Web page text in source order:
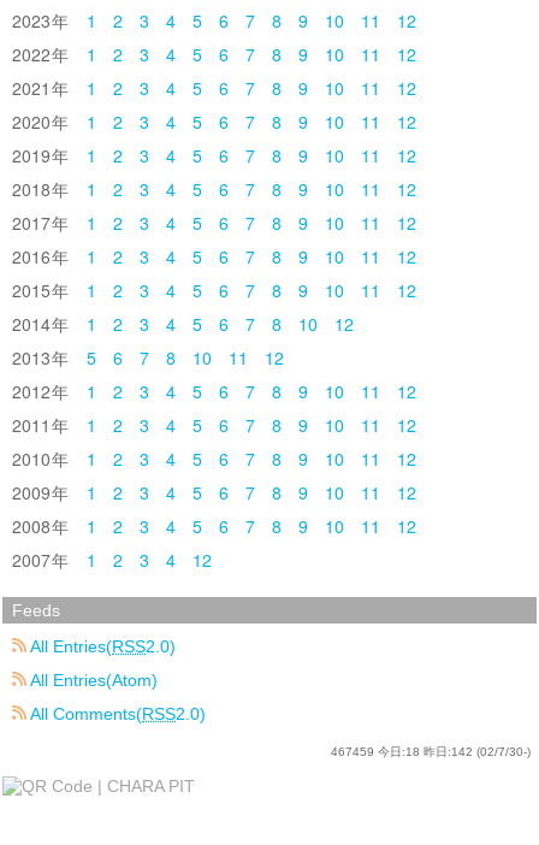
2023
1 2 3 4 5 6 7 8 9 10 11
12
2022
1 2 3 4 5 6 7 8 9 10 11
12
2021
1 2 3 4 5 6 7 8 9 10 11
12
2020
1 2 3 4 5 6 7 8 9 10 11
12
2019
1 2 3 4 5 6 7 8 9 10 11
12
2018
1 2 3 4 5 6 7 8 9 10 11
12
2017
1 2 3 4 5 6 7 8 9 10 11
12
2016
1 2 3 4 5 6 7 8 9 10 11
12
2015
1 2 3 4 5 6 7 8 9 10 11
12
2014
1 2 3 4 5 6 7 8 10
12
2013
5 6 7 8 10 11
12
2012
1 2 3 4 5 6 7 8 9 10 11
12
2011
1 2 3 4 5 6 7 8 9 10 11
12
2010
1 2 3 4 5 6 7 8 9 10 11
12
2009
1 2 3 4 5 6 7 8 9 10 11
12
2008
1 2 3 4 5 6 7 8 9 10 11
12
2007
1 2 3 4 12
Feeds
All Entries(RSS2.0)
All Entries(Atom)
All Comments(RSS2.0)
467459 今日:18 昨日:142 (02/7/30-)